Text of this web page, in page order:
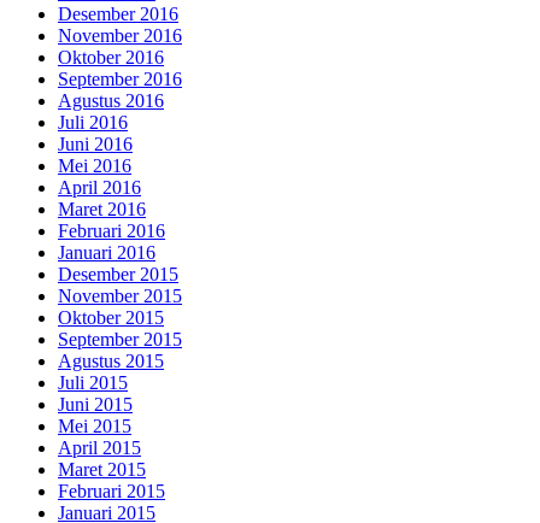
Desember 2016
November 2016
Oktober 2016
September 2016
Agustus 2016
Juli 2016
Juni 2016
Mei 2016
April 2016
Maret 2016
Februari 2016
Januari 2016
Desember 2015
November 2015
Oktober 2015
September 2015
Agustus 2015
Juli 2015
Juni 2015
Mei 2015
April 2015
Maret 2015
Februari 2015
Januari 2015